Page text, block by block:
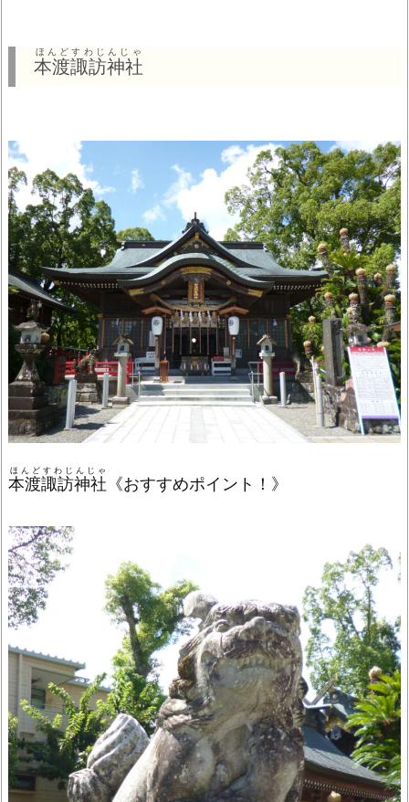
本渡諏訪神社
ほんどすわじんじゃ
本渡諏訪神社
ほんどすわじんじゃ
《おすすめポイント！》